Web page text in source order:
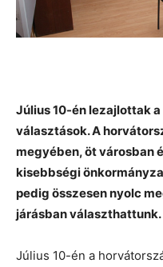
Július 10-én lezajlottak
választások. A
megyében, öt városban
kisebbségi
pedig összesen nyolc
járásban választhattunk.
Július 10-én a